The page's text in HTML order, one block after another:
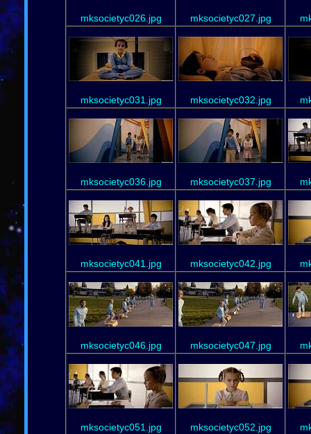
mksocietyc026.jpg mksocietyc027.jpg
mksocietyc031.jpg mksocietyc032.jpg
mksocietyc036.jpg mksocietyc037.jpg
mksocietyc041.jpg mksocietyc042.jpg
mksocietyc046.jpg mksocietyc047.jpg
mksocietyc051.jpg mksocietyc052.jpg